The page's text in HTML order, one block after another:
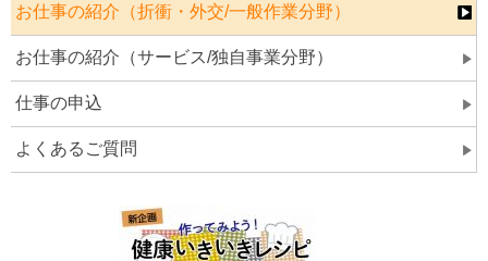
お仕事の紹介（折衝・外交/一般作業分野）
お仕事の紹介（サービス/独自事業分野）
仕事の申込
よくあるご質問